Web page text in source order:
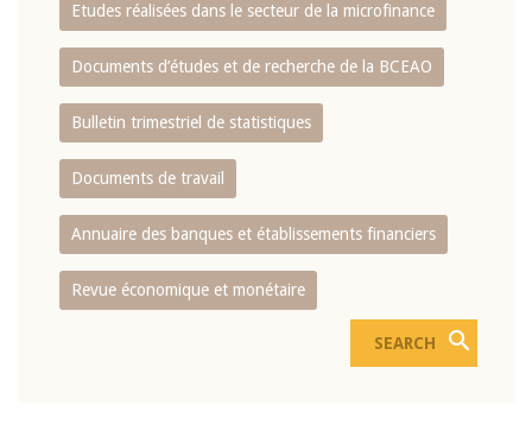
Etudes réalisées dans le secteur de la microfinance
Documents d’études et de recherche de la BCEAO
Bulletin trimestriel de statistiques
Documents de travail
Annuaire des banques et établissements financiers
Revue économique et monétaire